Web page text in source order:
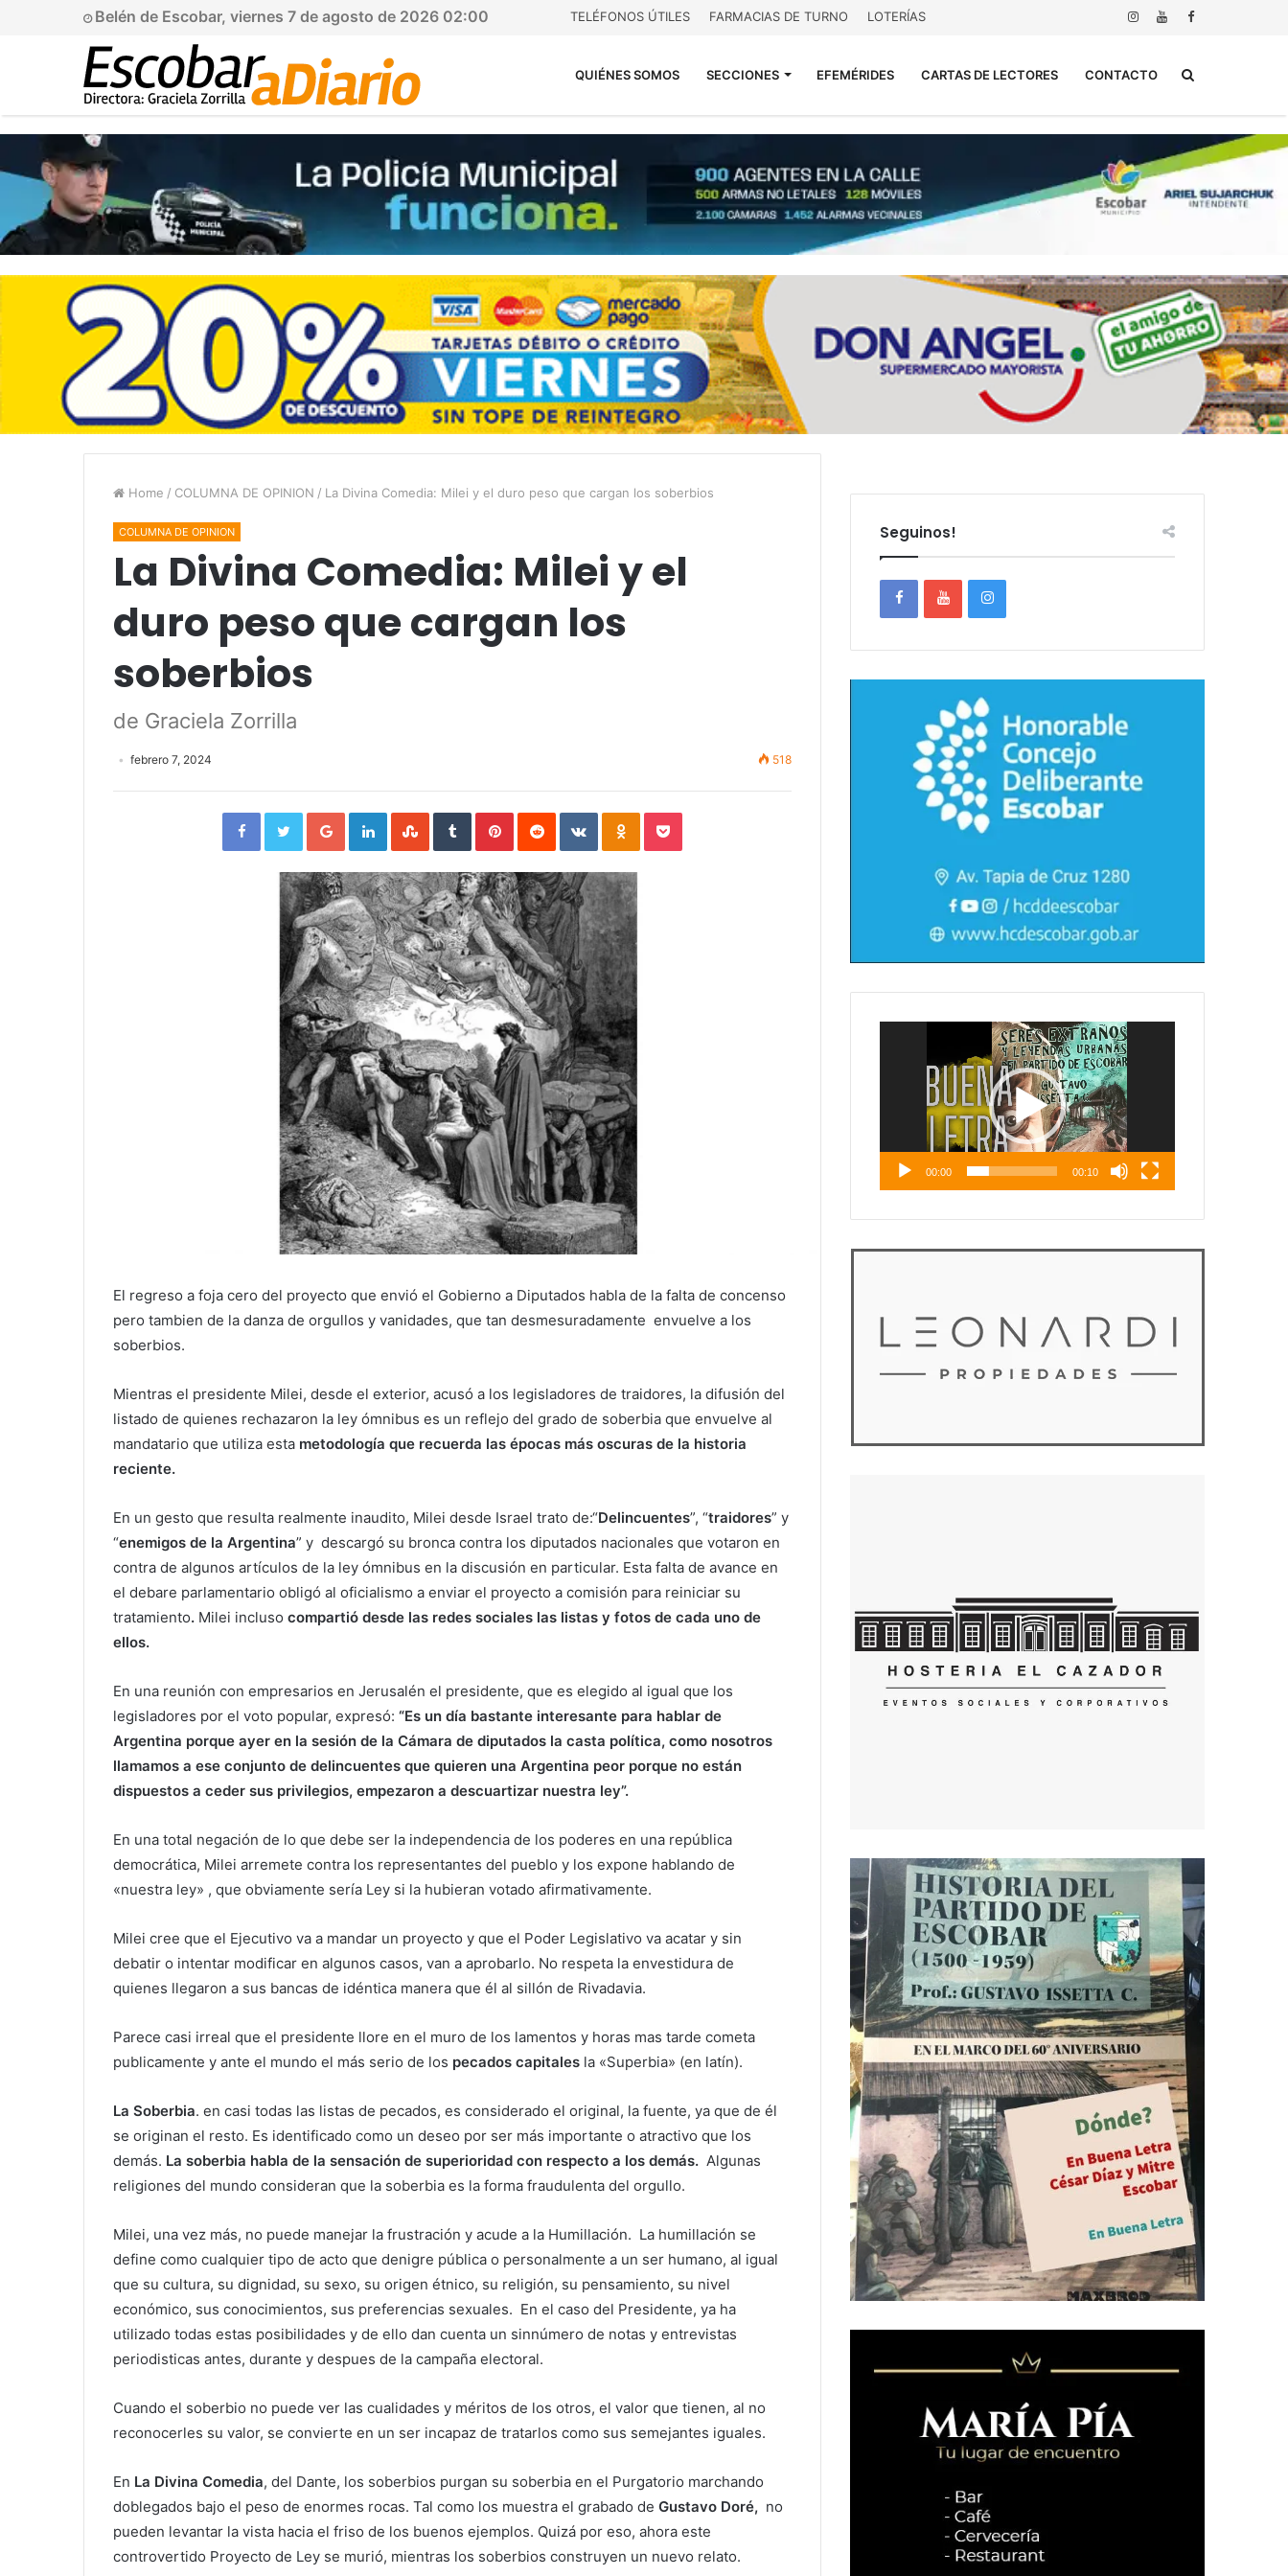
Belén de Escobar, viernes 7 de agosto de 2026 02:00 TELÉFONOS ÚTILES FARMACIAS DE TURNO LOTERÍAS
QUIÉNES SOMOS SECCIONES EFEMÉRIDES CARTAS DE LECTORES CONTACTO
Home / COLUMNA DE OPINION / La Divina Comedia: Milei y el duro peso que cargan los soberbios
COLUMNA DE OPINION
La Divina Comedia: Milei y el
duro peso que cargan los
soberbios
de Graciela Zorrilla
febrero 7, 2024 518
FacebookTwitterGoogle+LinkedInStumbleUpon
TumblrPinterestReddit VKontakteOdnoklassniki
Pocket
El regreso a foja cero del proyecto que envió el Gobierno a Diputados habla de la falta de concenso
pero tambien de la danza de orgullos y vanidades, que tan desmesuradamente envuelve a los
soberbios.
Mientras el presidente Milei, desde el exterior, acusó a los legisladores de traidores, la difusión del
listado de quienes rechazaron la ley ómnibus es un reflejo del grado de soberbia que envuelve al
mandatario que utiliza esta metodología que recuerda las épocas más oscuras de la historia
reciente.
En un gesto que resulta realmente inaudito, Milei desde Israel trato de:“Delincuentes”, “traidores” y
“enemigos de la Argentina” y descargó su bronca contra los diputados nacionales que votaron en
contra de algunos artículos de la ley ómnibus en la discusión en particular. Esta falta de avance en
el debare parlamentario obligó al oficialismo a enviar el proyecto a comisión para reiniciar su
tratamiento. Milei incluso compartió desde las redes sociales las listas y fotos de cada uno de
ellos.
En una reunión con empresarios en Jerusalén el presidente, que es elegido al igual que los
legisladores por el voto popular, expresó: “Es un día bastante interesante para hablar de
Argentina porque ayer en la sesión de la Cámara de diputados la casta política, como nosotros
llamamos a ese conjunto de delincuentes que quieren una Argentina peor porque no están
dispuestos a ceder sus privilegios, empezaron a descuartizar nuestra ley”.
En una total negación de lo que debe ser la independencia de los poderes en una república
democrática, Milei arremete contra los representantes del pueblo y los expone hablando de
«nuestra ley» , que obviamente sería Ley si la hubieran votado afirmativamente.
Milei cree que el Ejecutivo va a mandar un proyecto y que el Poder Legislativo va acatar y sin
debatir o intentar modificar en algunos casos, van a aprobarlo. No respeta la envestidura de
quienes llegaron a sus bancas de idéntica manera que él al sillón de Rivadavia.
Parece casi irreal que el presidente llore en el muro de los lamentos y horas mas tarde cometa
publicamente y ante el mundo el más serio de los pecados capitales la «Superbia» (en latín).
La Soberbia. en casi todas las listas de pecados, es considerado el original, la fuente, ya que de él
se originan el resto. Es identificado como un deseo por ser más importante o atractivo que los
demás. La soberbia habla de la sensación de superioridad con respecto a los demás. Algunas
religiones del mundo consideran que la soberbia es la forma fraudulenta del orgullo.
Milei, una vez más, no puede manejar la frustración y acude a la Humillación. La humillación se
define como cualquier tipo de acto que denigre pública o personalmente a un ser humano, al igual
que su cultura, su dignidad, su sexo, su origen étnico, su religión, su pensamiento, su nivel
económico, sus conocimientos, sus preferencias sexuales. En el caso del Presidente, ya ha
utilizado todas estas posibilidades y de ello dan cuenta un sinnúmero de notas y entrevistas
periodisticas antes, durante y despues de la campaña electoral.
Cuando el soberbio no puede ver las cualidades y méritos de los otros, el valor que tienen, al no
reconocerles su valor, se convierte en un ser incapaz de tratarlos como sus semejantes iguales.
En La Divina Comedia, del Dante, los soberbios purgan su soberbia en el Purgatorio marchando
doblegados bajo el peso de enormes rocas. Tal como los muestra el grabado de Gustavo Doré, no
pueden levantar la vista hacia el friso de los buenos ejemplos. Quizá por eso, ahora este
controvertido Proyecto de Ley se murió, mientras los soberbios construyen un nuevo relato.
Seguinos!
00:00 00:10